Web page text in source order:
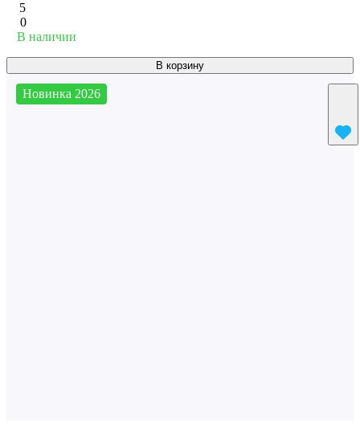
5
0
В наличии
В корзину
Новинка 2026